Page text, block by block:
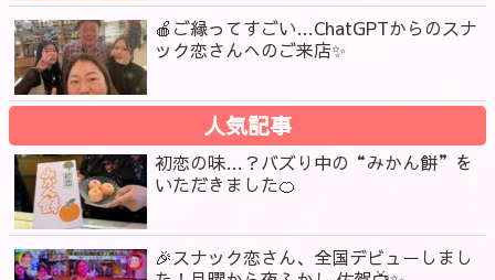
🍎ご縁ってすごい…ChatGPTからのスナ
ック恋さんへのご来店✨
人気記事
初恋の味…？バズり中の“みかん餅”を
いただきました🍊
🎉スナック恋さん、全国デビューしまし